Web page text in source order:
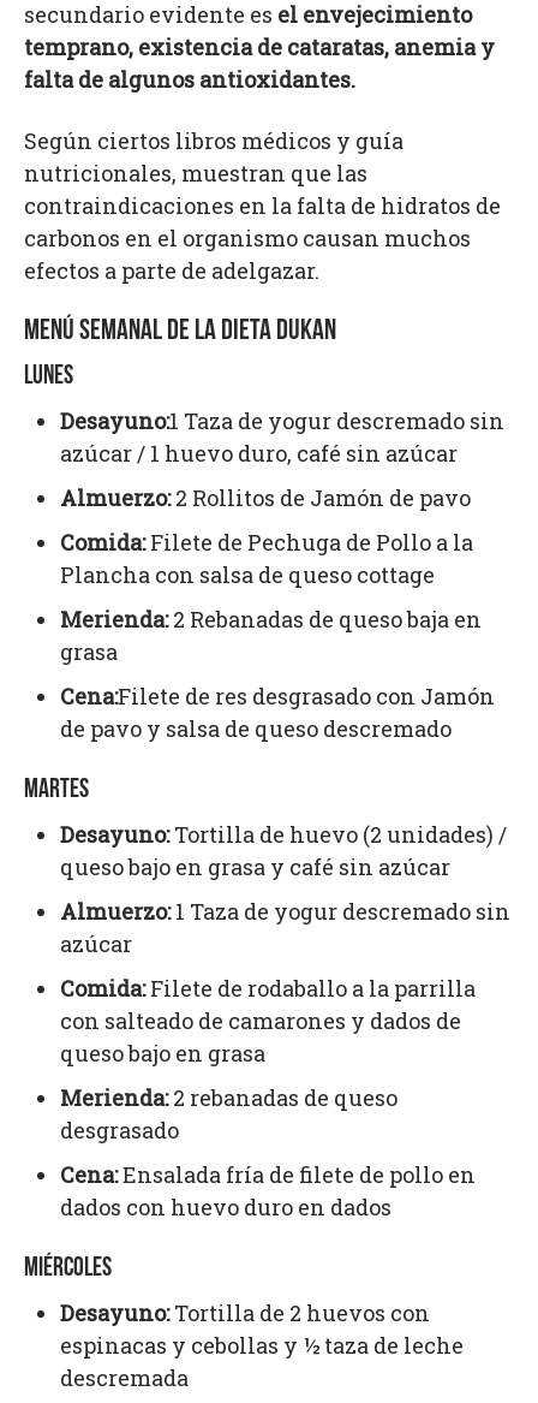
secundario evidente es el envejecimiento
temprano, existencia de cataratas, anemia y
falta de algunos antioxidantes.
Según ciertos libros médicos y guía
nutricionales, muestran que las
contraindicaciones en la falta de hidratos de
carbonos en el organismo causan muchos
efectos a parte de adelgazar.
MENÚ SEMANAL DE LA DIETA DUKAN
LUNES
Desayuno:1 Taza de yogur descremado sin
azúcar / 1 huevo duro, café sin azúcar
Almuerzo:2 Rollitos de Jamón de pavo
Comida:Filete de Pechuga de Pollo a la
Plancha con salsa de queso cottage
Merienda:2 Rebanadas de queso baja en
grasa
Cena:Filete de res desgrasado con Jamón
de pavo y salsa de queso descremado
MARTES
Desayuno:Tortilla de huevo (2 unidades) /
queso bajo en grasa y café sin azúcar
Almuerzo:1 Taza de yogur descremado sin
azúcar
Comida:Filete de rodaballo a la parrilla
con salteado de camarones y dados de
queso bajo en grasa
Merienda:2 rebanadas de queso
desgrasado
Cena:Ensalada fría de filete de pollo en
dados con huevo duro en dados
MIÉRCOLES
Desayuno:Tortilla de 2 huevos con
espinacas y cebollas y ½ taza de leche
descremada